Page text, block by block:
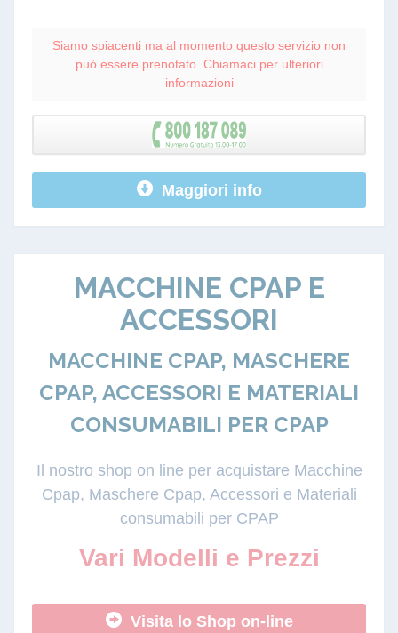
Siamo spiacenti ma al momento questo servizio non
può essere prenotato. Chiamaci per ulteriori
informazioni
Maggiori info
MACCHINE CPAP E
ACCESSORI
MACCHINE CPAP, MASCHERE
CPAP, ACCESSORI E MATERIALI
CONSUMABILI PER CPAP
Il nostro shop on line per acquistare Macchine
Cpap, Maschere Cpap, Accessori e Materiali
consumabili per CPAP
Vari Modelli e Prezzi
Visita lo Shop on-line